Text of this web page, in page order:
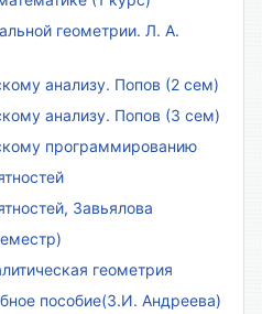
геометрии. Л. А.
анализу. Попов (2 сем)
анализу. Попов (3 сем)
программированию
Завьялова
геометрия
пособие(З.И. Андреева)